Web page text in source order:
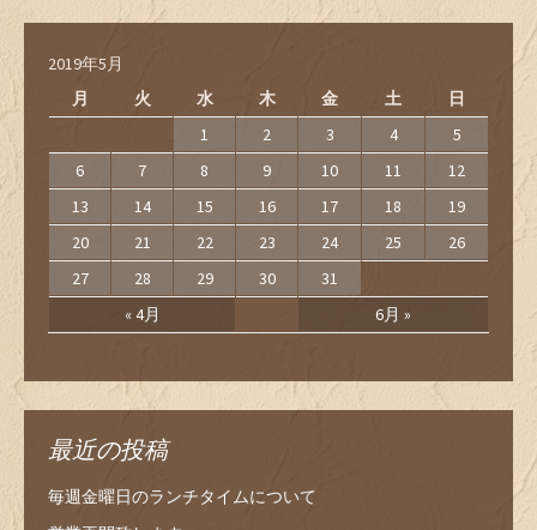
2019年5月
月
火 水 木 金 土 日
« 4月 6月 »
1 2 3 4
5
6
7 8 9 10 11
12
13
14 15 16 17 18
19
20
21 22 23 24 25
26
27
28 29 30 31
最近の投稿
毎週金曜日のランチタイムについて